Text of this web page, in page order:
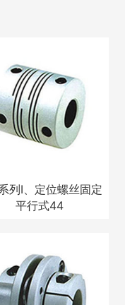
列Ⅰ、定位螺丝固定
平行式44